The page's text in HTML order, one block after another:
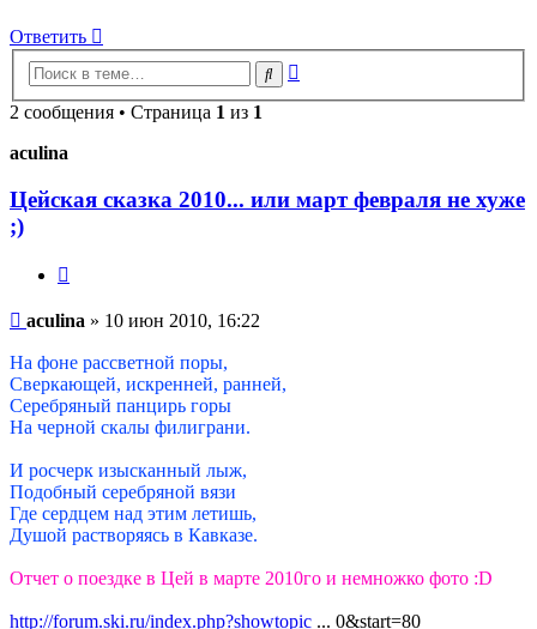
Ответить
Поиск
2 сообщения • Страница 1 из 1
aculina
Цейская сказка 2010... или март февраля не хуже
;)
Сообщение
aculina » 10 июн 2010, 16:22
На фоне рассветной поры,
Сверкающей, искренней, ранней,
Серебряный панцирь горы
На черной скалы филиграни.
И росчерк изысканный лыж,
Подобный серебряной вязи
Где сердцем над этим летишь,
Душой растворяясь в Кавказе.
Отчет о поездке в Цей в марте 2010го и немножко фото :D
http://forum.ski.ru/index.php?showtopic ... 0&start=80